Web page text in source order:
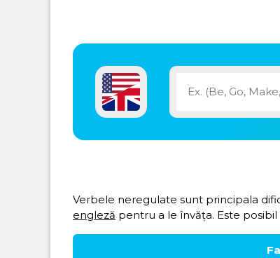
Verbele neregulate sunt principala
engleză pentru a le învăța. Este